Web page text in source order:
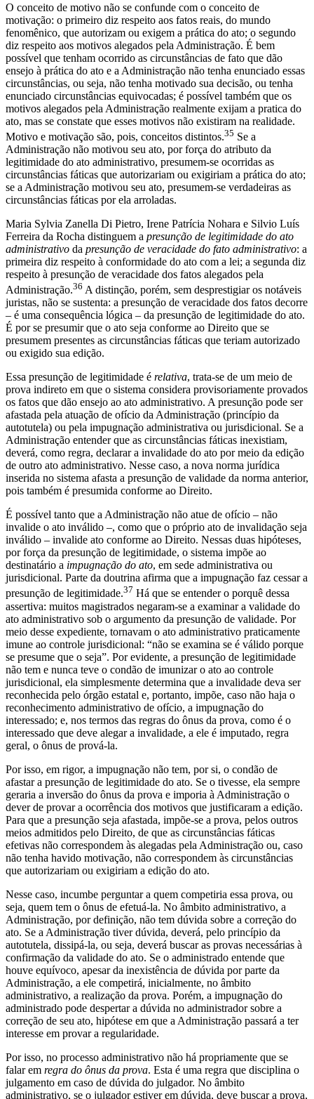
O conceito de motivo não se confunde com o conceito de
motivação: o primeiro diz respeito aos fatos reais, do mundo
fenomênico, que autorizam ou exigem a prática do ato; o segundo
diz respeito aos motivos alegados pela Administração. É bem
possível que tenham ocorrido as circunstâncias de fato que dão
ensejo à prática do ato e a Administração não tenha enunciado essas
circunstâncias, ou seja, não tenha motivado sua decisão, ou tenha
enunciado circunstâncias equivocadas; é possível também que os
motivos alegados pela Administração realmente exijam a pratica do
ato, mas se constate que esses motivos não existiram na realidade.
Motivo e motivação são, pois, conceitos distintos.35 Se a
Administração não motivou seu ato, por força do atributo da
legitimidade do ato administrativo, presumem-se ocorridas as
circunstâncias fáticas que autorizariam ou exigiriam a prática do ato;
se a Administração motivou seu ato, presumem-se verdadeiras as
circunstâncias fáticas por ela arroladas.
Maria Sylvia Zanella Di Pietro, Irene Patrícia Nohara e Silvio Luís
Ferreira da Rocha distinguem a presunção de legitimidade do ato
administrativo da presunção de veracidade do fato administrativo: a
primeira diz respeito à conformidade do ato com a lei; a segunda diz
respeito à presunção de veracidade dos fatos alegados pela
Administração.36 A distinção, porém, sem desprestigiar os notáveis
juristas, não se sustenta: a presunção de veracidade dos fatos decorre
– é uma consequência lógica – da presunção de legitimidade do ato.
É por se presumir que o ato seja conforme ao Direito que se
presumem presentes as circunstâncias fáticas que teriam autorizado
ou exigido sua edição.
Essa presunção de legitimidade é relativa, trata-se de um meio de
prova indireto em que o sistema considera provisoriamente provados
os fatos que dão ensejo ao ato administrativo. A presunção pode ser
afastada pela atuação de ofício da Administração (princípio da
autotutela) ou pela impugnação administrativa ou jurisdicional. Se a
Administração entender que as circunstâncias fáticas inexistiam,
deverá, como regra, declarar a invalidade do ato por meio da edição
de outro ato administrativo. Nesse caso, a nova norma jurídica
inserida no sistema afasta a presunção de validade da norma anterior,
pois também é presumida conforme ao Direito.
É possível tanto que a Administração não atue de ofício – não
invalide o ato inválido –, como que o próprio ato de invalidação seja
inválido – invalide ato conforme ao Direito. Nessas duas hipóteses,
por força da presunção de legitimidade, o sistema impõe ao
destinatário a impugnação do ato, em sede administrativa ou
jurisdicional. Parte da doutrina afirma que a impugnação faz cessar a
presunção de legitimidade.37 Há que se entender o porquê dessa
assertiva: muitos magistrados negaram-se a examinar a validade do
ato administrativo sob o argumento da presunção de validade. Por
meio desse expediente, tornavam o ato administrativo praticamente
imune ao controle jurisdicional: “não se examina se é válido porque
se presume que o seja”. Por evidente, a presunção de legitimidade
não tem e nunca teve o condão de imunizar o ato ao controle
jurisdicional, ela simplesmente determina que a invalidade deva ser
reconhecida pelo órgão estatal e, portanto, impõe, caso não haja o
reconhecimento administrativo de ofício, a impugnação do
interessado; e, nos termos das regras do ônus da prova, como é o
interessado que deve alegar a invalidade, a ele é imputado, regra
geral, o ônus de prová-la.
Por isso, em rigor, a impugnação não tem, por si, o condão de
afastar a presunção de legitimidade do ato. Se o tivesse, ela sempre
geraria a inversão do ônus da prova e imporia à Administração o
dever de provar a ocorrência dos motivos que justificaram a edição.
Para que a presunção seja afastada, impõe-se a prova, pelos outros
meios admitidos pelo Direito, de que as circunstâncias fáticas
efetivas não correspondem às alegadas pela Administração ou, caso
não tenha havido motivação, não correspondem às circunstâncias
que autorizariam ou exigiriam a edição do ato.
Nesse caso, incumbe perguntar a quem competiria essa prova, ou
seja, quem tem o ônus de efetuá-la. No âmbito administrativo, a
Administração, por definição, não tem dúvida sobre a correção do
ato. Se a Administração tiver dúvida, deverá, pelo princípio da
autotutela, dissipá-la, ou seja, deverá buscar as provas necessárias à
confirmação da validade do ato. Se o administrado entende que
houve equívoco, apesar da inexistência de dúvida por parte da
Administração, a ele competirá, inicialmente, no âmbito
administrativo, a realização da prova. Porém, a impugnação do
administrado pode despertar a dúvida no administrador sobre a
correção de seu ato, hipótese em que a Administração passará a ter
interesse em provar a regularidade.
Por isso, no processo administrativo não há propriamente que se
falar em regra do ônus da prova. Esta é uma regra que disciplina o
julgamento em caso de dúvida do julgador. No âmbito
administrativo, se o julgador estiver em dúvida, deve buscar a prova,